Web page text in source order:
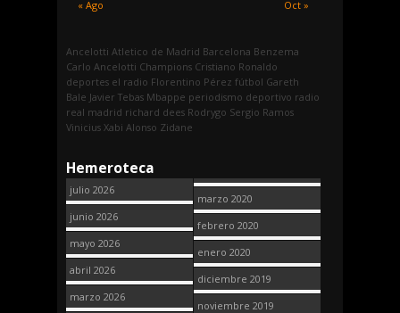
« Ago Oct »
Ancelotti Atletico de Madrid Barcelona Benzema
Carlo Ancelotti Champions Cristiano Ronaldo
deportes el radio Florentino Pérez fútbol Gareth
Bale Javier Tebas Mbappe periodismo deportivo radio
real madrid richard dees Rodrygo Sergio Ramos
Vinicius Xabi Alonso Zidane
Hemeroteca
julio 2026
junio 2026
mayo 2026
abril 2026
marzo 2026
marzo 2020
febrero 2020
enero 2020
diciembre 2019
noviembre 2019